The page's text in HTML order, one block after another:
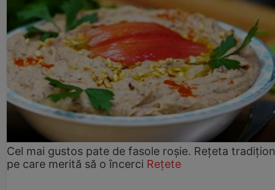
Cel mai gustos pate de fasole roșie. Rețeta
pe care merită să o încerci Rețete